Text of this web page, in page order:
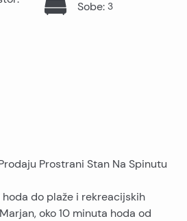
Sobe: 3
Prostrani Stan Na Spinutu
do plaže i rekreacijskih
oko 10 minuta hoda od